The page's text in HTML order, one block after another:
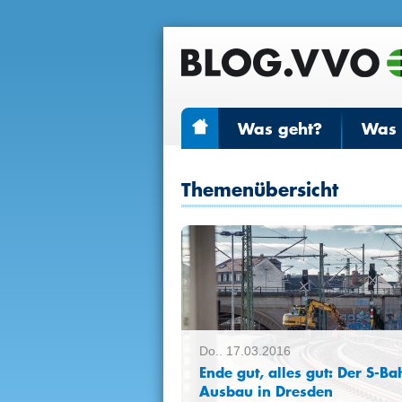
Was geht?
Themenübersicht
Do.. 17.03.2016
Ende gut, alles gut: Der S-
Ausbau in Dresden